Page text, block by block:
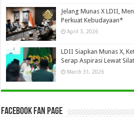
Jelang Munas X LDII,
Perkuat Kebudayaan*
April 3, 2026
LDII Siapkan Munas X,
Serap Aspirasi Lewat
March 31, 2026
Facebook Fan Page